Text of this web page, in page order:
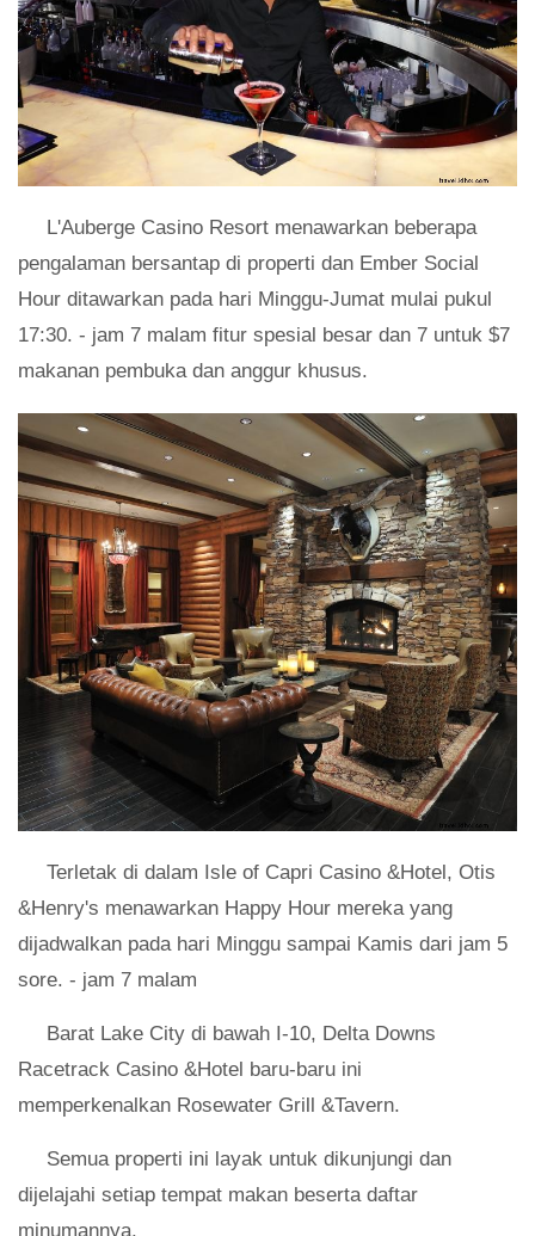
L'Auberge Casino Resort menawarkan beberapa
pengalaman bersantap di properti dan Ember Social
Hour ditawarkan pada hari Minggu-Jumat mulai pukul
17:30. - jam 7 malam fitur spesial besar dan 7 untuk $7
makanan pembuka dan anggur khusus.
Terletak di dalam Isle of Capri Casino &Hotel, Otis
&Henry's menawarkan Happy Hour mereka yang
dijadwalkan pada hari Minggu sampai Kamis dari jam 5
sore. - jam 7 malam
Barat Lake City di bawah I-10, Delta Downs
Racetrack Casino &Hotel baru-baru ini
memperkenalkan Rosewater Grill &Tavern.
Semua properti ini layak untuk dikunjungi dan
dijelajahi setiap tempat makan beserta daftar
minumannya.